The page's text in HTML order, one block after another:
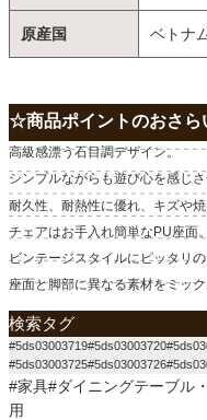
原産国 ベトナ
☆商品ポイントのおさ
高級感漂う石目調デザイン。
シンプルながらも遊び心を感じ
耐久性、耐熱性に優れ、キズや
チェアはお手入れ簡単なPU座面。
ビンテージスタイルにピッタリ
座面と脚部に異なる素材をミッ
検索タグ
#家具#ダイニングテーブル
用